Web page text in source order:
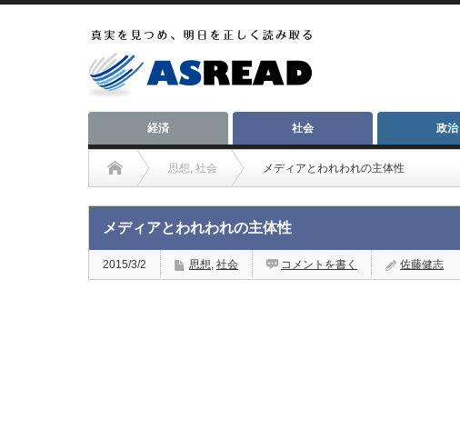
経済 社会 政治
思想, 社会 メディアとわれわれの主体性
メディアとわれわれの主体性
2015/3/2 思想, 社会 コメントを書く 佐藤健志